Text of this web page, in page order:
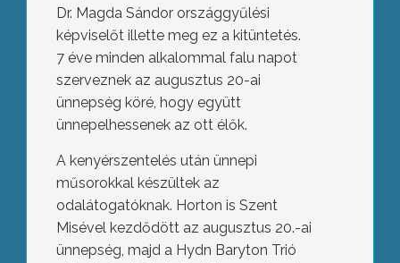
Dr. Magda Sándor országgyűlési
képviselőt illette meg ez a kitüntetés.
7 éve minden alkalommal falu napot
szerveznek az augusztus 20-ai
ünnepség köré, hogy együtt
ünnepelhessenek az ott élők.
A kenyérszentelés után ünnepi
műsorokkal készültek az
odalátogatóknak. Horton is Szent
Misével kezdődött az augusztus 20.-ai
ünnepség, majd a Hydn Baryton Trió